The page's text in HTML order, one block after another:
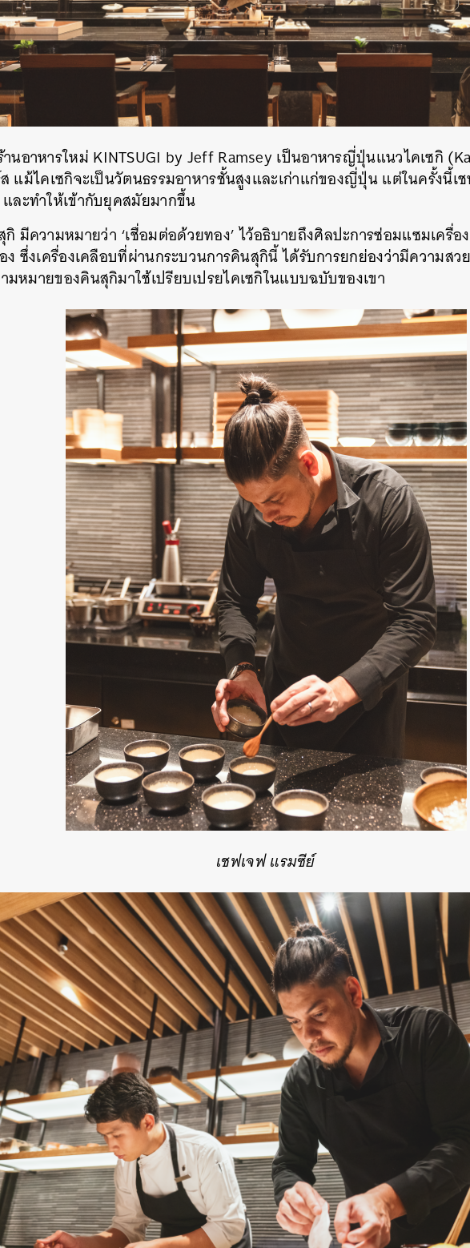
นอาหารใหม่ KINTSUGI by Jeff Ramsey เป็นอาหารญี่ปุ่นแนวไคเซกิ
แม้ไคเซกิจะเป็นวัตนธรรมอาหารชั้นสูงและเก่าแก่ของญี่ปุ่น แต่ในครั้งนี้เ
และทำให้เข้ากับยุคสมัยมากขึ้น
มีความหมายว่า ‘เชื่อมต่อด้วยทอง’ ไว้อธิบายถึงศิลปะการซ่อมแซมเครื่
ง ซึ่งเครื่องเคลือบที่ผ่านกระบวนการคินสุกินี้ ได้รับการยกย่องว่ามีความสว
มหมายของคินสุกิมาใช้เปรียบเปรยไคเซกิในแบบฉบับของเขา
เชฟเจฟ แรมซีย์
SHARE TWEET EMAIL